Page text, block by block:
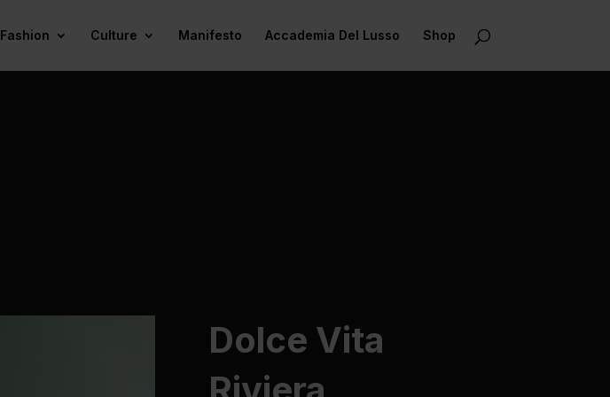
Fashion Culture Manifesto Accademia Del Lusso Shop
Dolce Vita